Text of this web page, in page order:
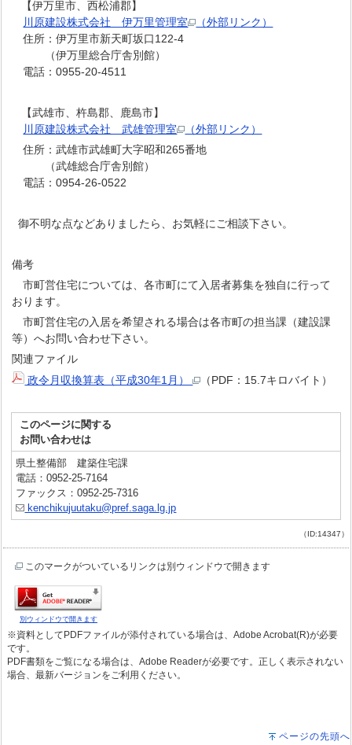
【伊万里市、西松浦郡】
川原建設株式会社 伊万里管理室
（外部リンク）
住所：伊万里市新天町坂口122-4
（伊万里総合庁舎別館）
電話：0955-20-4511
【武雄市、杵島郡、鹿島市】
川原建設株式会社 武雄管理室
（外部リンク）
住所：武雄市武雄町大字昭和265番地
（武雄総合庁舎別館）
電話：0954-26-0522
御不明な点などありましたら、お気軽にご相談下さい。
備考
市町営住宅については、各市町にて入居者募集を独自に行って
おります。
市町営住宅の入居を希望される場合は各市町の担当課（建設課
等）へお問い合わせ下さい。
関連ファイル
政令月収換算表（平成30年1月）
（PDF：15.7キロバイト）
このページに関する
お問い合わせは
県土整備部 建築住宅課
電話：0952-25-7164
ファックス：0952-25-7316
kenchikujuutaku@pref.saga.lg.jp
（ID:14347）
このマークがついているリンクは別ウィンドウで開きます
別ウィンドウで開きます
※資料としてPDFファイルが添付されている場合は、Adobe Acrobat(R)が必要
です。
PDF書類をご覧になる場合は、Adobe Readerが必要です。正しく表示されない
場合、最新バージョンをご利用ください。
ページの先頭へ